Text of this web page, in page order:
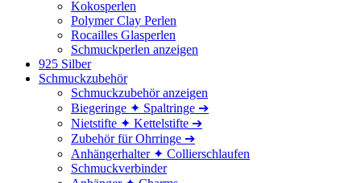
Kokosperlen
Polymer Clay Perlen
Rocailles Glasperlen
Schmuckperlen anzeigen
925 Silber
Schmuckzubehör
Schmuckzubehör anzeigen
Biegeringe ✦ Spaltringe ➔
Nietstifte ✦ Kettelstifte ➔
Zubehör für Ohrringe ➔
Anhängerhalter ✦ Collierschlaufen
Schmuckverbinder